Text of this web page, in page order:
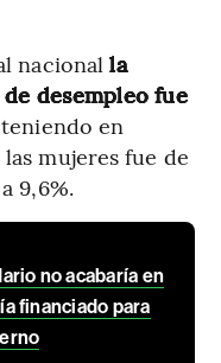
nacionalla
desempleo fue
en
mujeres fue de
9,6%.
no acabaría en
financiado para